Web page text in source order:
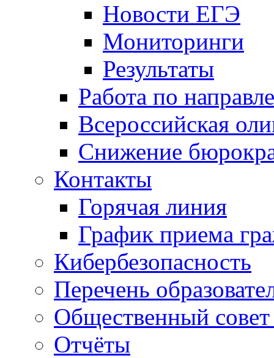
Новости ЕГЭ
Мониторинги
Результаты
Работа по
Всероссийская
Снижение
Контакты
Горячая линия
График приема
Кибербезопасность
Перечень
Общественный
Отчёты